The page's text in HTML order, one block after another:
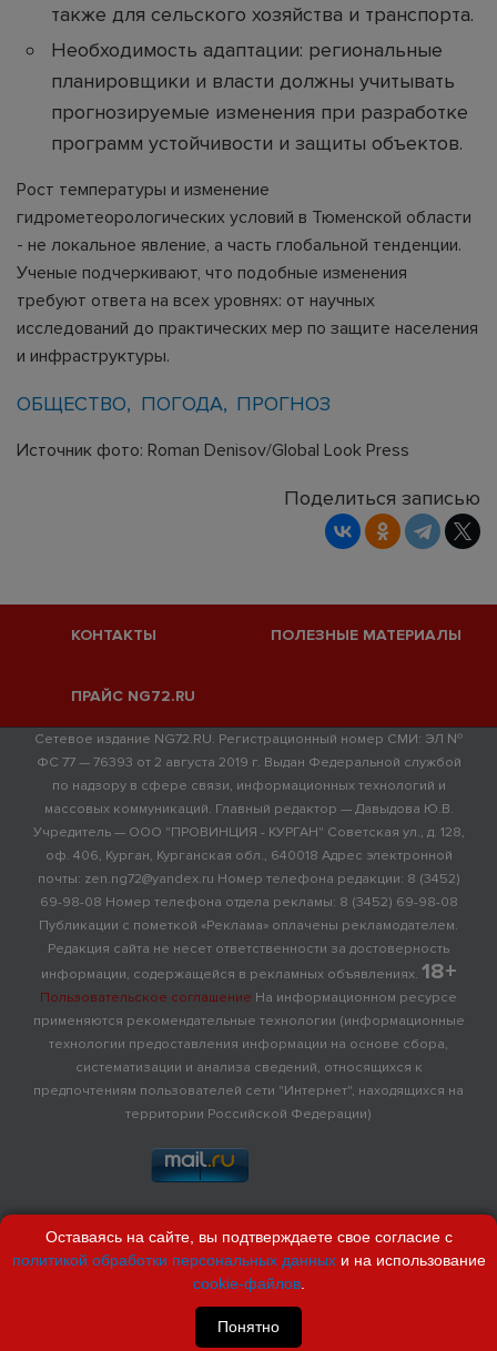
также для сельского хозяйства и транспорта.
Необходимость адаптации: региональные
планировщики и власти должны учитывать
прогнозируемые изменения при разработке
программ устойчивости и защиты объектов.
Рост температуры и изменение
гидрометеорологических условий в Тюменской области
- не локальное явление, а часть глобальной тенденции.
Ученые подчеркивают, что подобные изменения
требуют ответа на всех уровнях: от научных
исследований до практических мер по защите населения
и инфраструктуры.
ОБЩЕСТВО ПОГОДА ПРОГНОЗ
Источник фото: Roman Denisov/Global Look Press
Поделиться записью
КОНТАКТЫ ПОЛЕЗНЫЕ МАТЕРИАЛЫ
ПРАЙС NG72.RU
Сетевое издание NG72.RU. Регистрационный номер СМИ: ЭЛ №
ФС 77 — 76393 от 2 августа 2019 г. Выдан Федеральной службой
по надзору в сфере связи, информационных технологий и
массовых коммуникаций. Главный редактор — Давыдова Ю.В.
Учредитель — ООО "ПРОВИНЦИЯ - КУРГАН" Советская ул., д. 128,
оф. 406, Курган, Курганская обл., 640018 Адрес электронной
почты: zen.ng72@yandex.ru Номер телефона редакции: 8 (3452)
69-98-08 Номер телефона отдела рекламы: 8 (3452) 69-98-08
Публикации с пометкой «Реклама» оплачены рекламодателем.
Редакция сайта не несет ответственности за достоверность
информации, содержащейся в рекламных объявлениях. 18+
Пользовательское соглашение На информационном ресурсе
применяются рекомендательные технологии (информационные
технологии предоставления информации на основе сбора,
систематизации и анализа сведений, относящихся к
предпочтениям пользователей сети "Интернет", находящихся на
территории Российской Федерации)
Оставаясь на сайте, вы подтверждаете свое согласие с
политикой обработки персональных данныхи на использование
cookie-файлов.
Понятно